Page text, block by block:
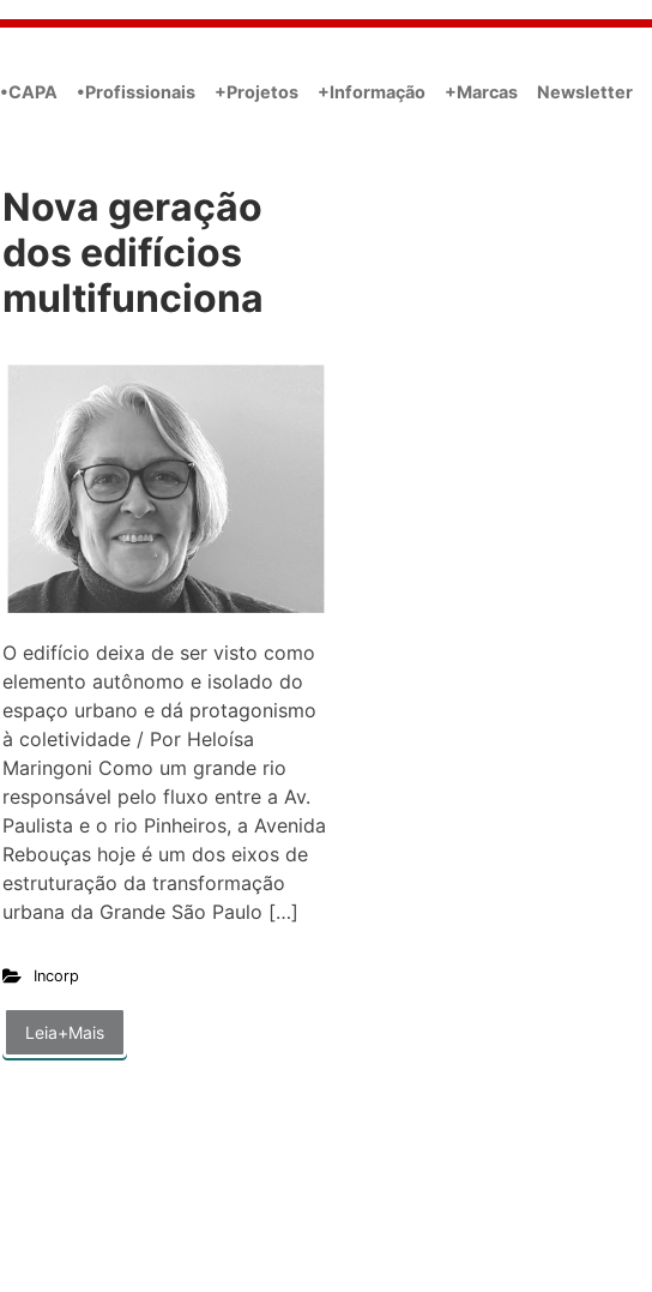
•CAPA •Profissionais +Projetos +Informação +Marcas Newsletter
Nova geração
dos edifícios
multifunciona
O edifício deixa de ser visto como
elemento autônomo e isolado do
espaço urbano e dá protagonismo
à coletividade / Por Heloísa
Maringoni Como um grande rio
responsável pelo fluxo entre a Av.
Paulista e o rio Pinheiros, a Avenida
Rebouças hoje é um dos eixos de
estruturação da transformação
urbana da Grande São Paulo […]
Incorp
Leia+Mais